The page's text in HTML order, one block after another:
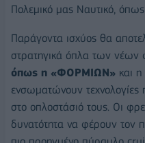
Πολεμικό μας Ναυτικό, όπως
Παράγοντα ισχύος θα
στρατηγικά όπλα των νέων
όπως η «ΦΟΡΜΙΩΝ» και
ενσωματώνουν τεχνολογίες
στο οπλοστάσιό τους. Οι
δυνατότητα να φέρουν τον